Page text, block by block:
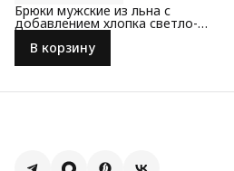
Брюки мужские из льна с
добавлением хлопка светло-
серого цвета
В корзину